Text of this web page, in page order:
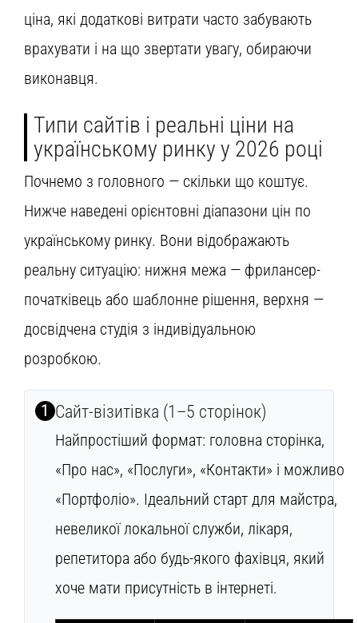
ціна, які додаткові витрати часто забувають
врахувати і на що звертати увагу, обираючи
виконавця.
Типи сайтів і реальні ціни на
українському ринку у 2026 році
Почнемо з головного — скільки що коштує.
Нижче наведені орієнтовні діапазони цін по
українському ринку. Вони відображають
реальну ситуацію: нижня межа — фрилансер-
початківець або шаблонне рішення, верхня —
досвідчена студія з індивідуальною
розробкою.
1 Сайт-візитівка (1–5 сторінок)
Найпростіший формат: головна сторінка,
«Про нас», «Послуги», «Контакти» і можливо
«Портфоліо». Ідеальний старт для майстра,
невеликої локальної служби, лікаря,
репетитора або будь-якого фахівця, який
хоче мати присутність в інтернеті.